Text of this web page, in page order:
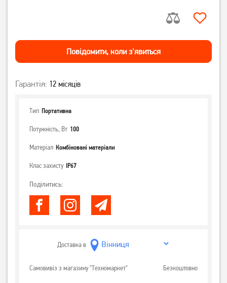
Повiдомити, коли з'явиться
Гарантія: 12 місяців
Тип Портативна
Потужність, Вт 100
Матеріал Комбіновані матеріали
Клас захисту IP67
Поділитись:
Доставка в
Самовивіз з магазину "Техномаркет" Безкоштовно